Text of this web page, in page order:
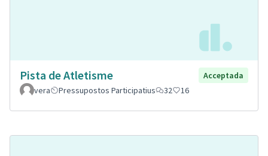
Pista de Atletisme
Acceptada
vera
Pressupostos Participatius 32 16